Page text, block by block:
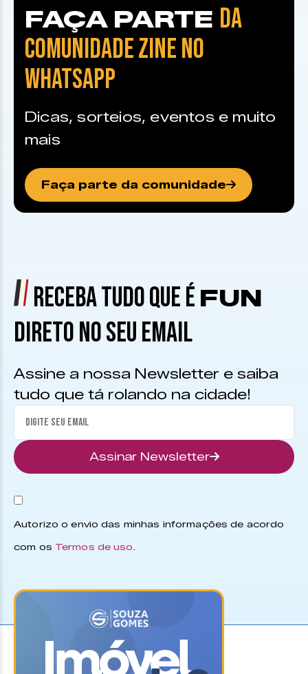
FAÇA PARTE DA
COMUNIDADE ZINE NO
WHATSAPP
Dicas, sorteios, eventos e muito
mais
Faça parte da comunidade
RECEBA TUDO QUE É FUN
DIRETO NO SEU EMAIL
Assine a nossa Newsletter e saiba
tudo que tá rolando na cidade!
Assinar Newsletter
Autorizo o envio das minhas informações de acordo
com os Termos de uso